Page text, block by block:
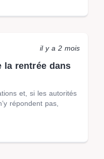
il y a 2 mois
la rentrée dans
et, si les autorités
répondent pas,